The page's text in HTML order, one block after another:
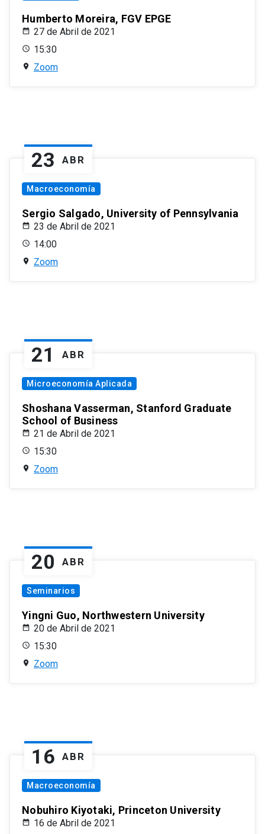
Humberto Moreira, FGV EPGE
27 de Abril de 2021
15:30
Zoom
23 ABR
Macroeconomía
Sergio Salgado, University of Pennsylvania
23 de Abril de 2021
14:00
Zoom
21 ABR
Microeconomía Aplicada
Shoshana Vasserman, Stanford Graduate
School of Business
21 de Abril de 2021
15:30
Zoom
20 ABR
Seminarios
Yingni Guo, Northwestern University
20 de Abril de 2021
15:30
Zoom
16 ABR
Macroeconomía
Nobuhiro Kiyotaki, Princeton University
16 de Abril de 2021